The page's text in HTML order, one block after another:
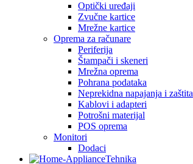
Optički uređaji
Zvučne kartice
Mrežne kartice
Oprema za računare
Periferija
Štampači i skeneri
Mrežna oprema
Pohrana podataka
Neprekidna napajanja i zaštita
Kablovi i adapteri
Potrošni materijal
POS oprema
Monitori
Dodaci
Tehnika